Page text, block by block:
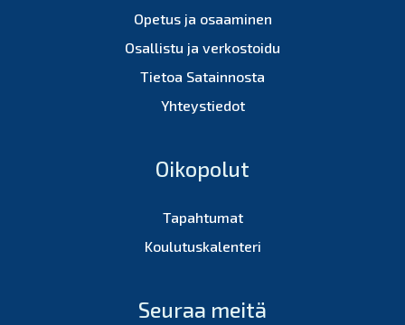
Opetus ja osaaminen
Osallistu ja verkostoidu
Tietoa Satainnosta
Yhteystiedot
Oikopolut
Tapahtumat
Koulutuskalenteri
Seuraa meitä